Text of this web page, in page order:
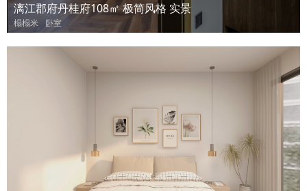
漓江郡府丹桂府108㎡ 极简风格 实景
榻榻米 卧室